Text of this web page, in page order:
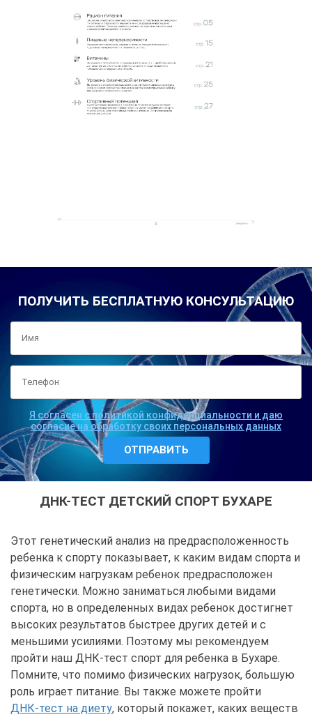
ПОЛУЧИТЬ БЕСПЛАТНУЮ КОНСУЛЬТАЦИЮ
Я согласен с политикой конфиденциальности и даю
согласие на обработку своих персональных данных
ДНК-ТЕСТ ДЕТСКИЙ СПОРТ БУХАРЕ
Этот генетический анализ на предрасположенность
ребенка к спорту показывает, к каким видам спорта и
физическим нагрузкам ребенок предрасположен
генетически. Можно заниматься любыми видами
спорта, но в определенных видах ребенок достигнет
высоких результатов быстрее других детей и с
меньшими усилиями. Поэтому мы рекомендуем
пройти наш ДНК-тест спорт для ребенка в Бухаре.
Помните, что помимо физических нагрузок, большую
роль играет питание. Вы также можете пройти
ДНК-тест на диету, который покажет, каких веществ